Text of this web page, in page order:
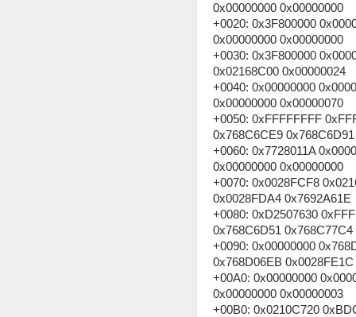
0x00000000 0x00000000
+0020: 0x3F800000
0x00000000 0x00000000
+0030: 0x3F800000
0x02168C00 0x00000024
+0040: 0x00000000
0x00000000 0x00000070
+0050: 0xFFFFFFFF
0x768C6CE9 0x768C6D91
+0060: 0x7728011A
0x00000000 0x00000000
+0070: 0x0028FCF8
0x0028FDA4 0x7692A61E
+0080: 0xD2507630
0x768C6D51 0x768C77C4
+0090: 0x00000000
0x768D06EB 0x0028FE1C
+00A0: 0x00000000
0x00000000 0x00000003
+00B0: 0x0210C720